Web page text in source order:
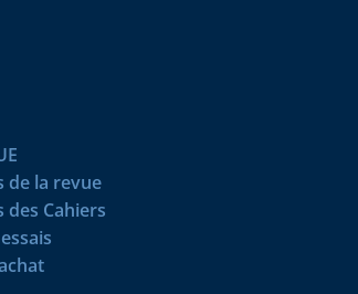
de la revue
des Cahiers